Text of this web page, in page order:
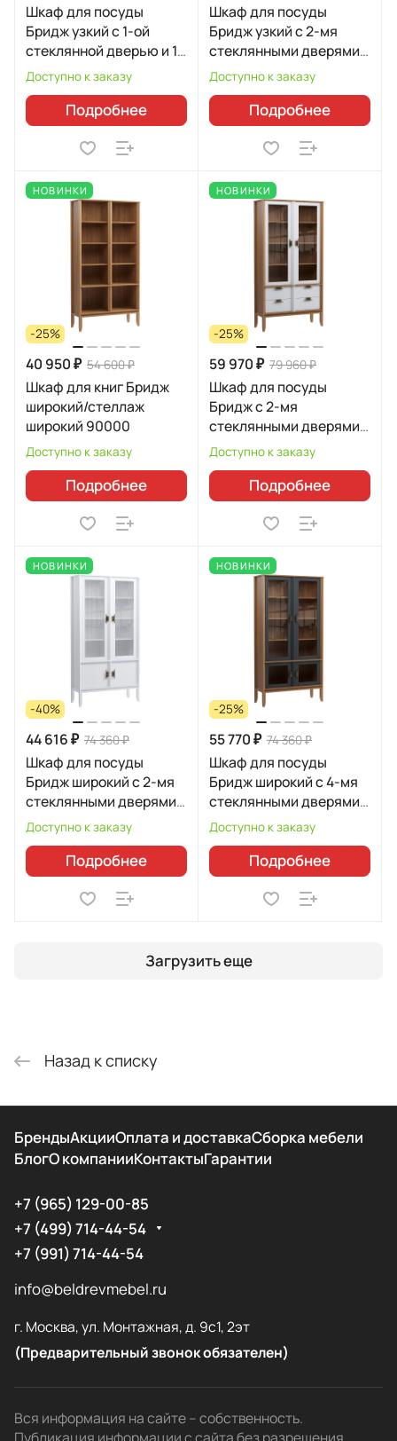
Шкаф для посуды
Бридж узкий с 1-ой
стеклянной дверью и 1
глухой дверью 91110
Доступно к заказу
Подробнее
Шкаф для посуды
Бридж узкий с 2-мя
стеклянными дверями
92200
Доступно к заказу
Подробнее
НОВИНКИ
-25%
40 950 ₽ 54 600 ₽
Шкаф для книг Бридж
широкий/стеллаж
широкий 90000
Доступно к заказу
Подробнее
НОВИНКИ
-25%
59 970 ₽ 79 960 ₽
Шкаф для посуды
Бридж с 2-мя
стеклянными дверями и
4-мя ящиками 92204
Доступно к заказу
Подробнее
НОВИНКИ
-40%
44 616 ₽ 74 360 ₽
Шкаф для посуды
Бридж широкий с 2-мя
стеклянными дверями и
2-мя глухими дверями
91220
Доступно к заказу
Подробнее
НОВИНКИ
-25%
55 770 ₽ 74 360 ₽
Шкаф для посуды
Бридж широкий с 4-мя
стеклянными дверями
96400
Доступно к заказу
Подробнее
Загрузить еще
Назад к списку
БрендыАкцииОплата и доставкаСборка мебели
БлогО компанииКонтактыГарантии
+7 (965) 129-00-85
+7 (499) 714-44-54
+7 (991) 714-44-54
info@beldrevmebel.ru
г. Москва, ул. Монтажная, д. 9с1, 2эт
(Предварительный звонок обязателен)
Вся информация на сайте – собственность.